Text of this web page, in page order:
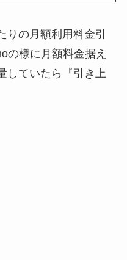
の月額利用料金引
の様に月額料金据え
していたら『引き上